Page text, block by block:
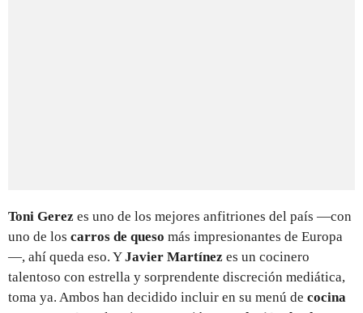
Toni Gerez es uno de los mejores anfitriones del país —con
uno de los carros de queso más impresionantes de Europa
—, ahí queda eso. YJavier Martínez es un cocinero
talentoso con estrella y sorprendente discreción mediática,
toma ya. Ambos han decidido incluir en su menú de cocina